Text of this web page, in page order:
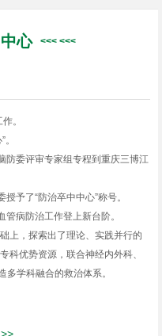
心
。
委评审专家组专程到重庆三博江
了“防治卒中中心”称号。
病防治工作登上新台阶。
，探索出了理论、实践并行的
科优势资源，联合神经内外科、
学科融合的救治体系。